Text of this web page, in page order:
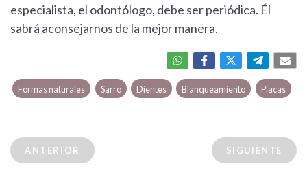
especialista, el odontólogo, debe ser periódica. Él
sabrá aconsejarnos de la mejor manera.
Formas naturales Sarro Dientes Blanqueamiento Placas
ANTERIOR SIGUIENTE